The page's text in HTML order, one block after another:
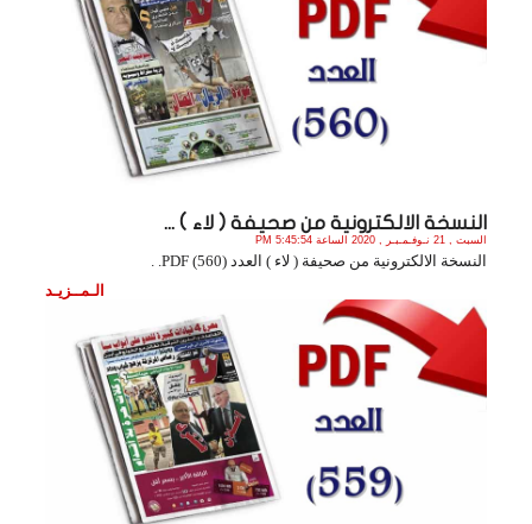
النسخة الالكترونية من صحيفة ( لاء ) ...
السبت , 21 نـوفـمـبـر , 2020 الساعة 5:45:54 PM
النسخة الالكترونية من صحيفة ( لاء ) العدد (560) PDF. .
الـمــزيـد